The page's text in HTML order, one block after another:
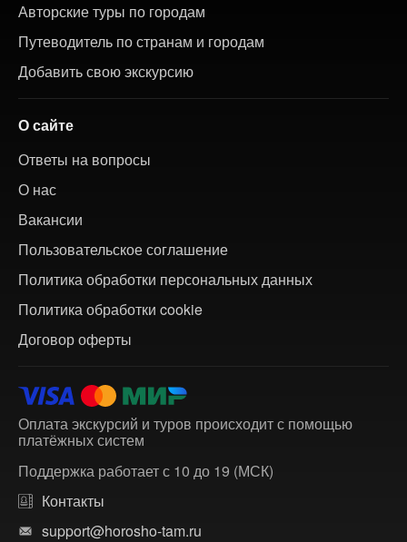
Авторские туры по городам
Путеводитель по странам и городам
Добавить свою экскурсию
О сайте
Ответы на вопросы
О нас
Вакансии
Пользовательское соглашение
Политика обработки персональных данных
Политика обработки cookie
Договор оферты
Оплата экскурсий и туров происходит с помощью
платёжных систем
Поддержка работает с 10 до 19 (МСК)
Контакты
support@horosho-tam.ru